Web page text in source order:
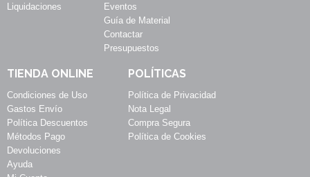
Liquidaciones
Eventos
Guía de Material
Contactar
Presupuestos
TIENDA ONLINE
Condiciones de Uso
Gastos Envío
Política Descuentos
Métodos Pago
Devoluciones
Ayuda
POLÍTICAS
Política de Privacidad
Nota Legal
Compra Segura
Política de Cookies